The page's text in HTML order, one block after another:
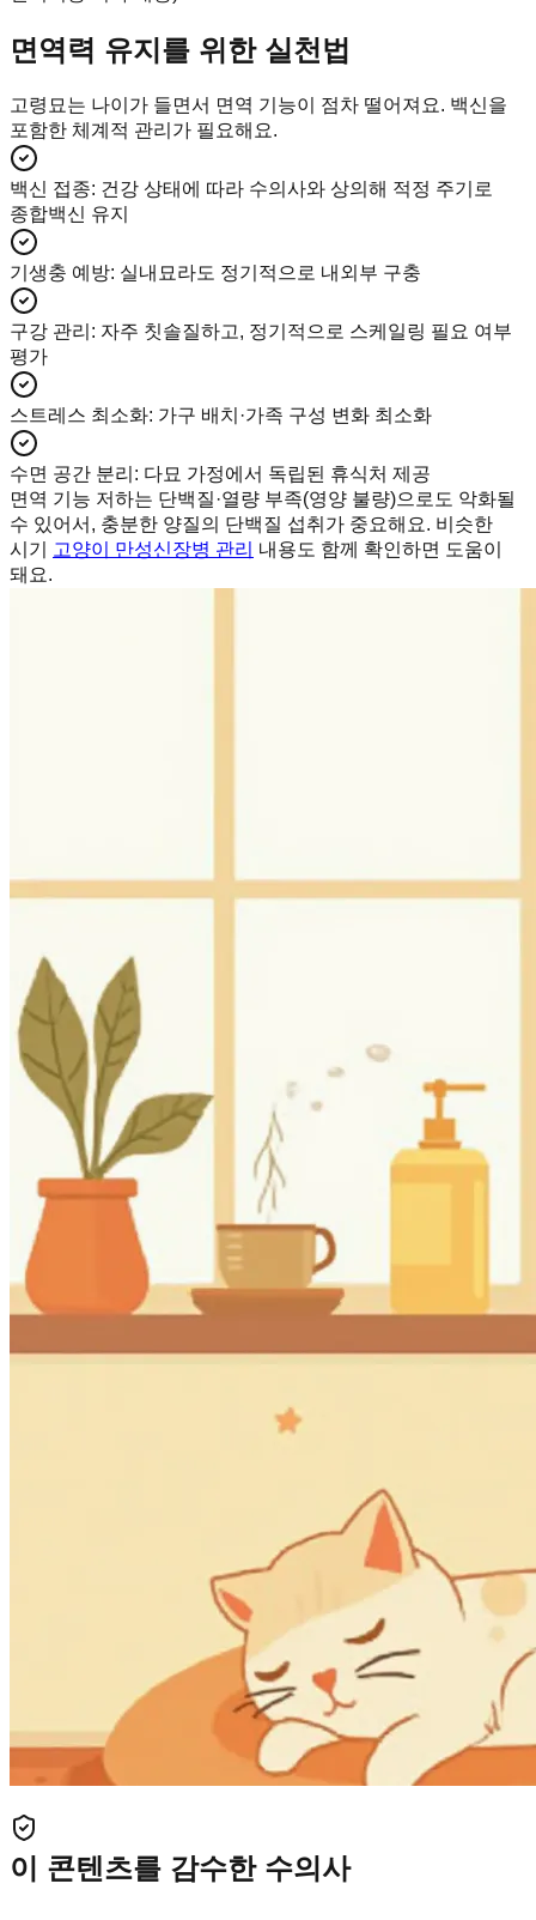
면역력 유지를 위한 실천법
고령묘는 나이가 들면서 면역 기능이 점차 떨어져요. 백신을
포함한 체계적 관리가 필요해요.
백신 접종: 건강 상태에 따라 수의사와 상의해 적정 주기로
종합백신 유지
기생충 예방: 실내묘라도 정기적으로 내외부 구충
구강 관리 : 자주 칫솔질하고, 정기적으로 스케일링 필요 여부
평가
스트레스 최소화: 가구 배치·가족 구성 변화 최소화
수면 공간 분리 : 다묘 가정에서 독립된 휴식처 제공
면역 기능 저하는 단백질·열량 부족(영양 불량)으로도 악화될
수 있어서, 충분한 양질의 단백질 섭취가 중요해요. 비슷한
시기
고양이 만성신장병 관리 내용도 함께 확인하면 도움이
돼요.
이 콘텐츠를 감수한 수의사